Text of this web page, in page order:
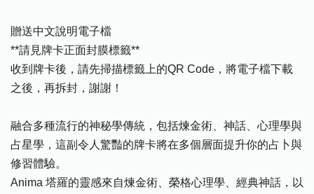
贈送中文說明電子檔
**請見牌卡正面封膜標籤**
收到牌卡後，請先掃描標籤上的QR Code，將電子檔下載
之後，再拆封，謝謝！
融合多種流行的神秘學傳統，包括煉金術、神話、心理學與
占星學，這副令人驚豔的牌卡將在多個層面提升你的占卜與
修習體驗。
Anima 塔羅的靈感來自煉金術、榮格心理學、經典神話，以